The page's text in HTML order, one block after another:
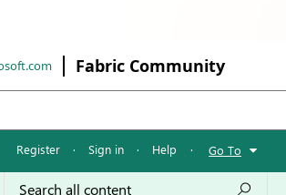
Fabric Community
Register · Sign in · Help · Go To